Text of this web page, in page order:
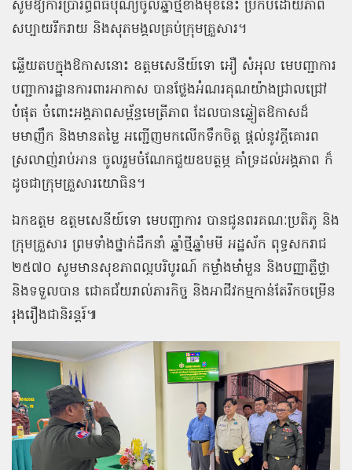
សូមឱ្យការប្រារព្ធពិធីបុណ្យចូលឆ្នាំថ្មីខាងមុខនេះ ប្រកបដោយភាព
សប្បាយរីករាយ និងសុភមង្គលគ្រប់ក្រុមគ្រួសារ។
ឆ្លើយតបក្នុងឱកាសនោះ ឧត្ដមសេនីយ៍ទោ អឿ សំអុល មេបញ្ជាការ
បញ្ជាការដ្ឋានការពារអាកាស បានថ្លែងអំណរគុណយ៉ាងជ្រាលជ្រៅ
បំផុត ចំពោះអង្គភាពសម្ព័ន្ធមេត្រីភាព ដែលបានឆ្លៀតឱកាសដ៏
មមាញឹក និងមានតម្លៃ អញ្ជើញមកលើកទឹកចិត្ត ផ្តល់នូវក្តីគោរព
ស្រលាញ់រាប់អាន ចូលរួមចំណែកជួយឧបត្ថម្ភ គាំទ្រដល់អង្គភាព ក៏
ដូចជាក្រុមគ្រួសារយោធិន។
ឯកឧត្ដម ឧត្ដមសេនីយ៍ទោ មេបញ្ជាការ បានជូនពរគណៈប្រតិភូ និង
ក្រុមគ្រួសារ ព្រមទាំងថ្នាក់ដឹកនាំ ឆ្នាំថ្មីឆ្នាំមមី អដ្ឋស័ក ពុទ្ធសករាជ
២៥៧០ សូមមានសុខភាពល្អបរិបូរណ៍ កម្លាំងមាំមួន និងបញ្ញាភ្លឺថ្លា
និងទទួលបាន ជោគជ័យរាល់ភារកិច្ច និងអាជីវកម្មកាន់តែរីកចម្រើន
រុងរឿងជានិរន្តរ៍៕